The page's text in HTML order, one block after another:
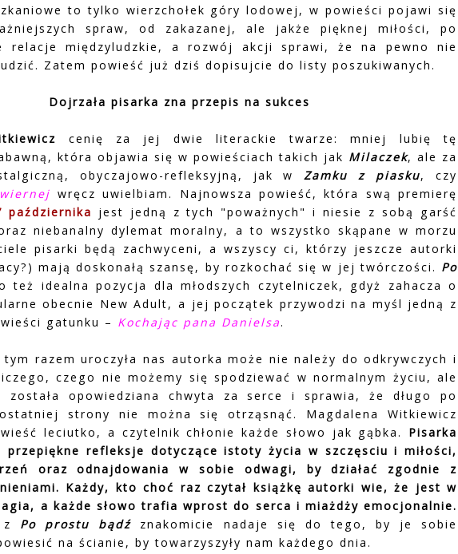
to tylko wierzchołek góry lodowej, w powieści pojawi się
spraw, od zakazanej, ale jakże pięknej miłości, po
relacje międzyludzkie, a rozwój akcji sprawi, że na pewno nie
Zatem powieść już dziś dopisujcie do listy poszukiwanych.
Dojrzała pisarka zna przepis na sukces
cenię za jej dwie literackie twarze: mniej lubię tę
która objawia się w powieściach takich jak Milaczek, ale za
obyczajowo-refleksyjną, jak w
Zamku z piasku, czy
wręcz uwielbiam. Najnowsza powieść, która swą premierę
października jest jedną z tych "poważnych" i niesie z sobą garść
niebanalny dylemat moralny, a to wszystko skąpane w morzu
pisarki będą zachwyceni, a wszyscy ci, którzy jeszcze autorki
mają doskonałą szansę, by rozkochać się w jej twórczości. Po
też idealna pozycja dla młodszych czytelniczek, gdyż zahacza o
obecnie New Adult, a jej początek przywodzi na myśl jedną z
gatunku – Kochając pana Danielsa.
razem uroczyła nas autorka może nie należy do odkrywczych i
czego nie możemy się spodziewać w normalnym życiu, ale
opowiedziana chwyta za serce i sprawia, że długo po
strony nie można się otrząsnąć. Magdalena Witkiewicz
leciutko, a czytelnik chłonie każde słowo jak gąbka. Pisarka
refleksje dotyczące istoty życia w szczęsciu i miłości,
oraz odnajdowania w sobie odwagi, by działać zgodnie z
Każdy, kto choć raz czytał książkę autorki wie, że jest w
a każde słowo trafia wprost do serca i miażdży emocjonalnie.
z Po prostu bądź znakomicie nadaje się do tego, by je sobie
na ścianie, by towarzyszyły nam każdego dnia.